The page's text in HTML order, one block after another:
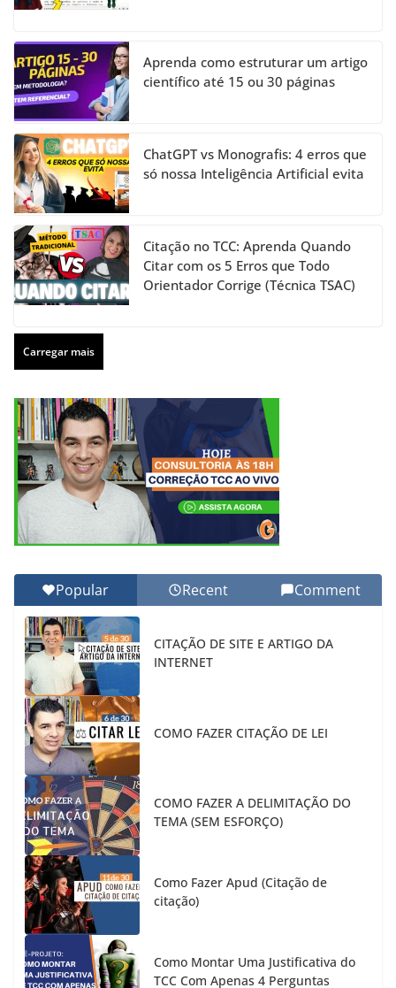
Aprenda como estruturar um artigo
científico até 15 ou 30 páginas
ChatGPT vs Monografis: 4 erros que
só nossa Inteligência Artificial evita
Citação no TCC: Aprenda Quando
Citar com os 5 Erros que Todo
Orientador Corrige (Técnica TSAC)
Carregar mais
Popular Recent Comment
CITAÇÃO DE SITE E ARTIGO DA
INTERNET
COMO FAZER CITAÇÃO DE LEI
COMO FAZER A DELIMITAÇÃO DO
TEMA (SEM ESFORÇO)
Como Fazer Apud (Citação de
citação)
Como Montar Uma Justificativa do
TCC Com Apenas 4 Perguntas